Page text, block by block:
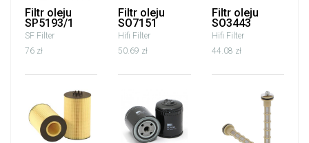
Filtr oleju
SP5193/1
SF Filter
76 zł
Filtr oleju
SO7151
Hifi Filter
50.69 zł
Filtr oleju
SO3443
Hifi Filter
44.08 zł